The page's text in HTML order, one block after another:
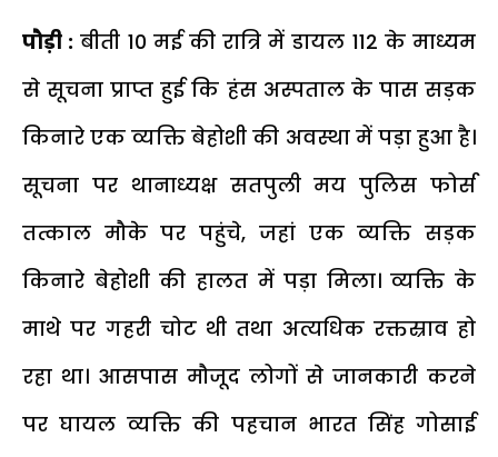
पौड़ी : बीती 10 मई की रात्रि में डायल 112 के माध्यम
से सूचना प्राप्त हुई कि हंस अस्पताल के पास सड़क
किनारे एक व्यक्ति बेहोशी की अवस्था में पड़ा हुआ है।
सूचना पर थानाध्यक्ष सतपुली मय पुलिस फोर्स
तत्काल मौके पर पहुंचे, जहां एक व्यक्ति सड़क
किनारे बेहोशी की हालत में पड़ा मिला। व्यक्ति के
माथे पर गहरी चोट थी तथा अत्यधिक रक्तस्राव हो
रहा था। आसपास मौजूद लोगों से जानकारी करने
पर घायल व्यक्ति की पहचान भारत सिंह गोसाई